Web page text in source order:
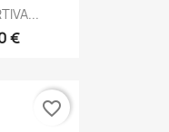
€
favorite_border